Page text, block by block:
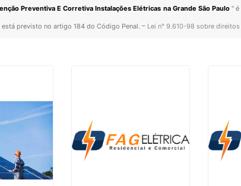
Preventiva E Corretiva Instalações Elétricas na Grande São Paulo"
está previsto no artigo 184 do Código Penal. – Lei n° 9.610-98 sobre